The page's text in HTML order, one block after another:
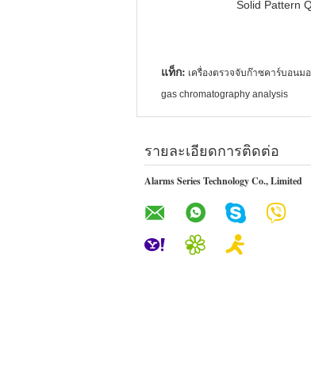
Solid Pattern
แท็ก: เครื่องตรวจจับก๊าซคาร์บอน
gas chromatography analysis
รายละเอียดการติดต่อ
Alarms Series Technology Co., Limited